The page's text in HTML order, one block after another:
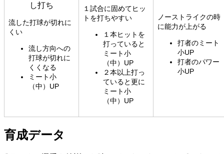
し打ち
流した打球が切れに
くい
流し方向への
打球が切れに
くくなる
ミート小
（中）UP
１試合に固めてヒッ
トを打ちやすい
１本ヒットを
打っていると
ミート小
（中）UP
２本以上打っ
ていると更に
ミート小
（中）UP
ノーストライクの時
に能力が上がる
打者のミート
小UP
打者のパワー
小UP
育成データ